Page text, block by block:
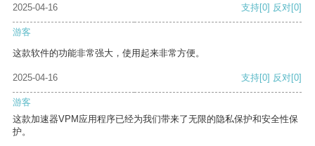
2025-04-16
支持[0] 反对[0]
游客
这款软件的功能非常强大，使用起来非常方便。
2025-04-16 支持[0] 反对[0]
游客
这款加速器VPM应用程序已经为我们带来了无限的隐私保护和安全性保
护。